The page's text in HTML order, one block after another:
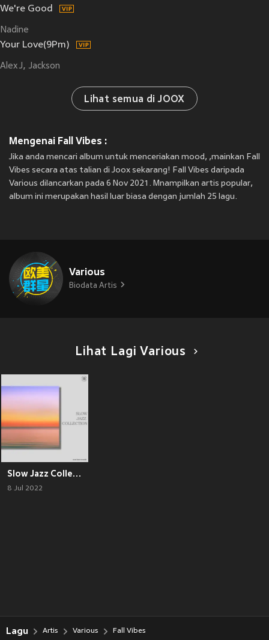
We're Good
Nadine
Your Love(9Pm)
Alex J Jackson
Lihat semua di JOOX
Mengenai Fall Vibes :
Jika anda mencari album untuk menceriakan mood, ,mainkan Fall
Vibes secara atas talian di Joox sekarang! Fall Vibes daripada
Various dilancarkan pada 6 Nov 2021. Mnampilkan artis popular,
album ini merupakan hasil luar biasa dengan jumlah 25 lagu.
Various
Biodata Artis
Lihat Lagi Various
Slow Jazz Collection
8 Jul 2022
Lagu Artis Various Fall Vibes